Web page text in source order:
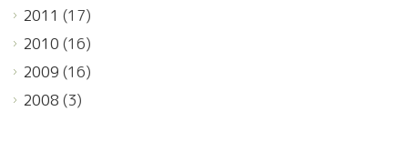
2011 (17)
2010 (16)
2009 (16)
2008 (3)